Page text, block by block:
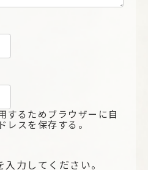
するためブラウザーに自
レスを保存する。
力してください。